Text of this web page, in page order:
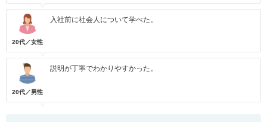
20代／女性
入社前に社会人について学べた。
20代／男性
説明が丁寧でわかりやすかった。